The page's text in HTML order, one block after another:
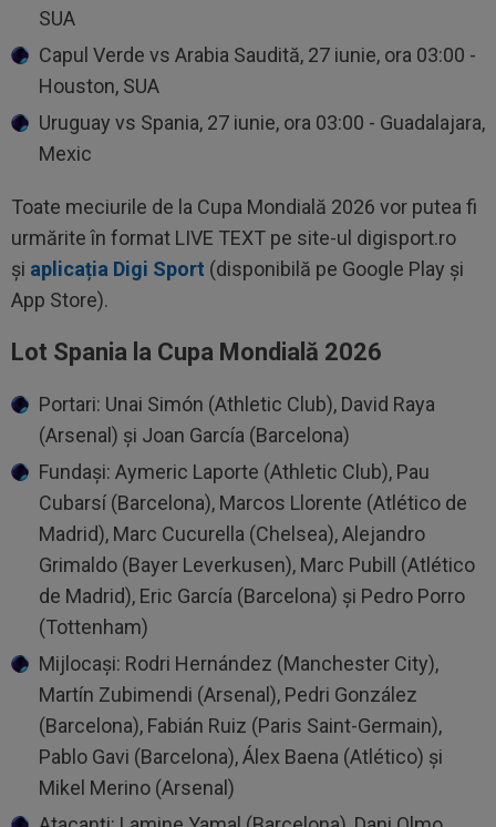
SUA
Capul Verde vs Arabia Saudită, 27 iunie, ora 03:00 -
Houston, SUA
Uruguay vs Spania, 27 iunie, ora 03:00 - Guadalajara,
Mexic
Toate meciurile de la Cupa Mondială 2026 vor putea fi
urmărite în format LIVE TEXT pe site-ul digisport.ro
și aplicația Digi Sport (disponibilă pe Google Play și
App Store).
Lot Spania la Cupa Mondială 2026
Portari: Unai Simón (Athletic Club), David Raya
(Arsenal) și Joan García (Barcelona)
Fundași: Aymeric Laporte (Athletic Club), Pau
Cubarsí (Barcelona), Marcos Llorente (Atlético de
Madrid), Marc Cucurella (Chelsea), Alejandro
Grimaldo (Bayer Leverkusen), Marc Pubill (Atlético
de Madrid), Eric García (Barcelona) și Pedro Porro
(Tottenham)
Mijlocași: Rodri Hernández (Manchester City),
Martín Zubimendi (Arsenal), Pedri González
(Barcelona), Fabián Ruiz (Paris Saint-Germain),
Pablo Gavi (Barcelona), Álex Baena (Atlético) și
Mikel Merino (Arsenal)